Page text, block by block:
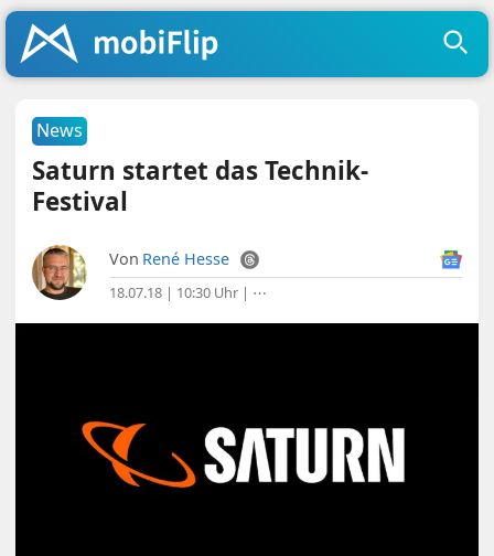
News
Saturn startet das Technik-
Festival
Von René Hesse
18.07.18 | 10:30 Uhr | ⋯